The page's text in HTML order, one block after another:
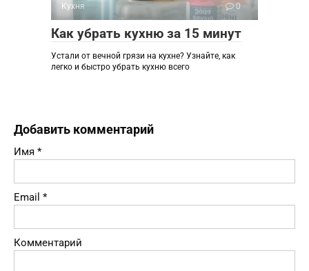
Кухня 0
Как убрать кухню за 15 минут
Устали от вечной грязи на кухне? Узнайте, как
легко и быстро убрать кухню всего
Добавить комментарий
Имя *
Email *
Комментарий